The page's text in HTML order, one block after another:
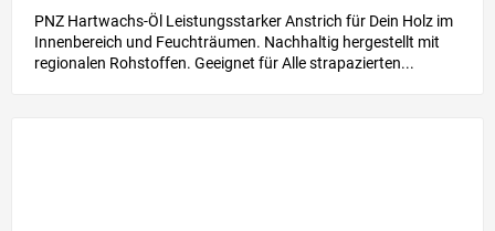
PNZ Hartwachs-Öl Leistungsstarker Anstrich für Dein Holz im
Innenbereich und Feuchträumen. Nachhaltig hergestellt mit
regionalen Rohstoffen. Geeignet für Alle strapazierten...